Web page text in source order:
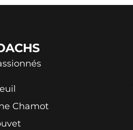
Chamot